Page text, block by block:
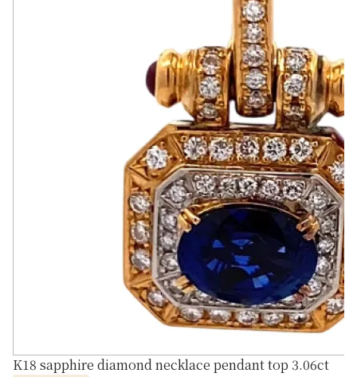
K18 sapphire diamond necklace pendant top 3.06ct